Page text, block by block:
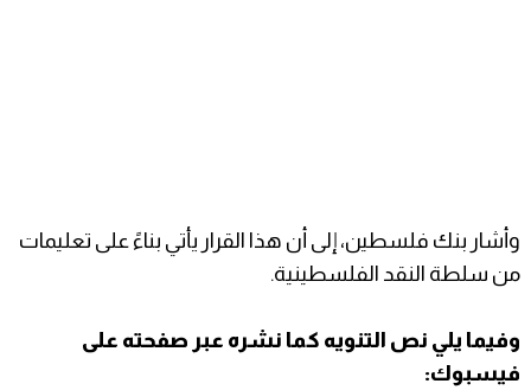
وأشار بنك فلسطين، إلى أن هذا القرار يأتي بناءً على تعليمات
من سلطة النقد الفلسطينية.
وفيما يلي نص التنويه كما نشره عبر صفحته على
فيسبوك: